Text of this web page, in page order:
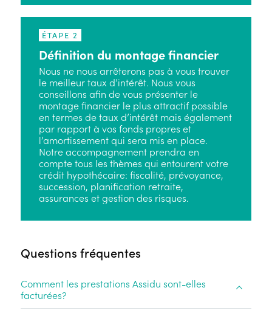
ÉTAPE 2
Définition du montage financier
Nous ne nous arrêterons pas à vous trouver
le meilleur taux d’intérêt. Nous vous
conseillons afin de vous présenter le
montage financier le plus attractif possible
en termes de taux d’intérêt mais également
par rapport à vos fonds propres et
l’amortissement qui sera mis en place.
Notre accompagnement prendra en
compte tous les thèmes qui entourent votre
crédit hypothécaire: fiscalité, prévoyance,
succession, planification retraite,
assurances et gestion des risques.
Questions fréquentes
Comment les prestations Assidu sont-elles
facturées?